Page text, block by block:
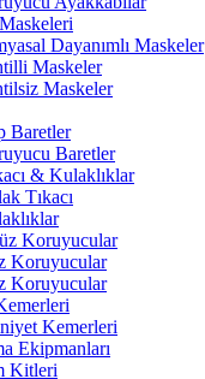
Dayanımlı Maskeler
Maskeler
Maskeler
Baretler
Baretler
& Kulaklıklar
Tıkacı
Koruyucular
Koruyucular
Koruyucular
Kemerleri
Ekipmanları
Kitleri